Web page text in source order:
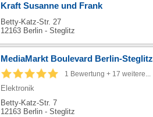
Kraft Susanne und Frank
Betty-Katz-Str. 27
12163 Berlin - Steglitz
MediaMarkt Boulevard Berlin-Steglitz
1 Bewertung + 17 weitere...
Elektronik
Betty-Katz-Str. 7
12163 Berlin - Steglitz